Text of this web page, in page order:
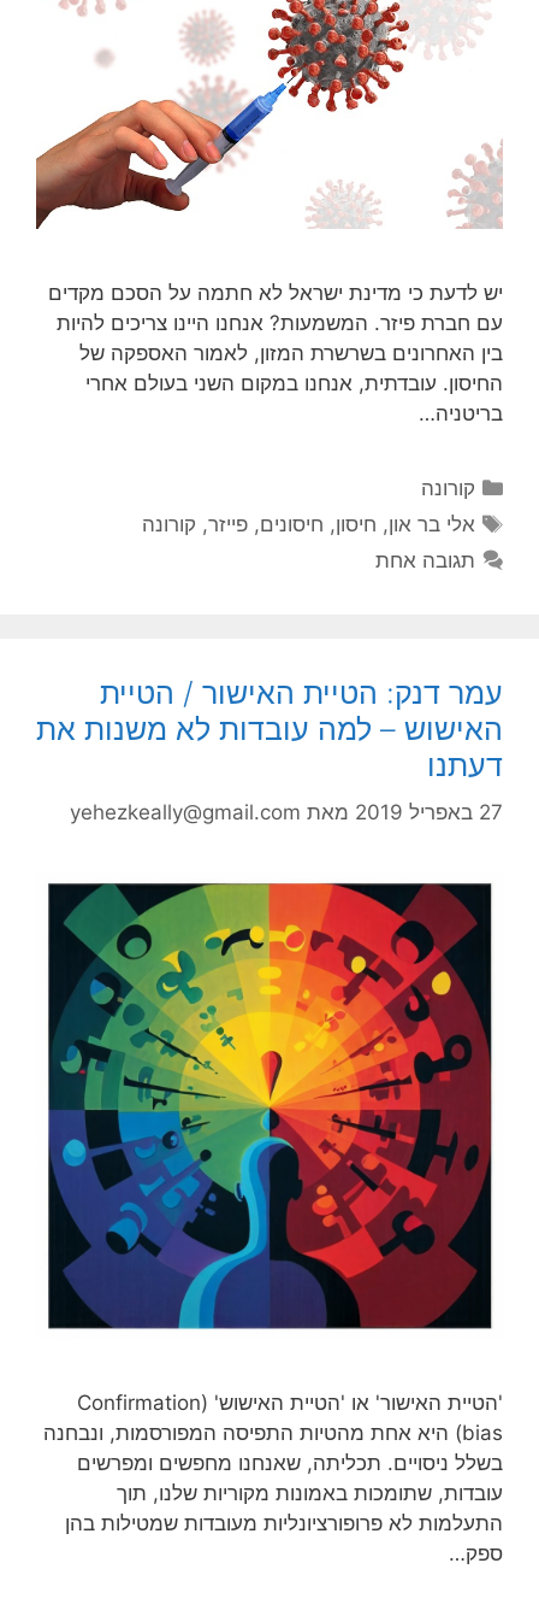
יש לדעת כי מדינת ישראל לא חתמה על הסכם מקדים
עם חברת פיזר. המשמעות? אנחנו היינו צריכים להיות
בין האחרונים בשרשרת המזון, לאמור האספקה של
החיסון. עובדתית, אנחנו במקום השני בעולם אחרי
בריטניה…
קטגוריות
קורונה
תגיות
אלי בר און, חיסון, חיסונים,פייזר, קורונה
תגובה אחת
עמר דנק: הטיית האישור / הטיית
האישוש – למה עובדות לא משנות את
דעתנו
27 באפריל 2019 מאת yehezkeally@gmail.com
'הטיית האישור' או 'הטיית האישוש' (Confirmation
bias) היא אחת מהטיות התפיסה המפורסמות, ונבחנה
בשלל ניסויים. תכליתה, שאנחנו מחפשים ומפרשים
עובדות, שתומכות באמונות מקוריות שלנו, תוך
התעלמות לא פרופורציונליות מעובדות שמטילות בהן
ספק…